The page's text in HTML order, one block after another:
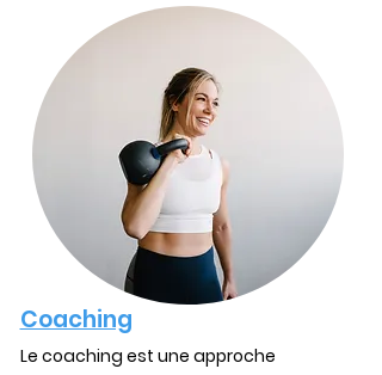
Coaching
Le coaching est une approche